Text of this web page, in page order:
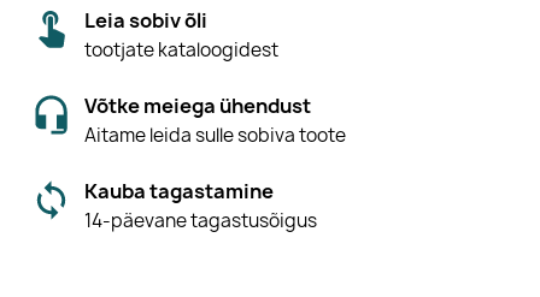
Leia sobiv õli
tootjate kataloogidest
Võtke meiega ühendust
Aitame leida sulle sobiva toote
Kauba tagastamine
14-päevane tagastusõigus